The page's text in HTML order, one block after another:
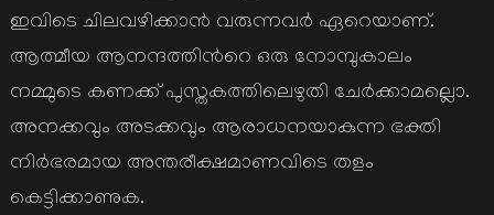
ഇവിടെ ചിലവഴിക്കാന്‍ വരുന്നവര്‍ ഏറെയാണ്.
ആത്മീയ ആനന്ദത്തിന്‍റെ ഒരു നോമ്പുകാലം
നമ്മുടെ കണക്ക് പുസ്തകത്തിലെഴുതി ചേര്‍ക്കാമല്ലൊ.
അനക്കവും അടക്കവും ആരാധനയാകുന്ന ഭക്തി
നിര്‍ഭരമായ അന്തരീക്ഷമാണവിടെ തളം
കെട്ടിക്കാണുക.